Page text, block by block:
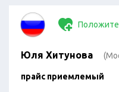
Юля Хитунова
прайс приемлемый